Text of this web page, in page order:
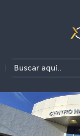
Previous